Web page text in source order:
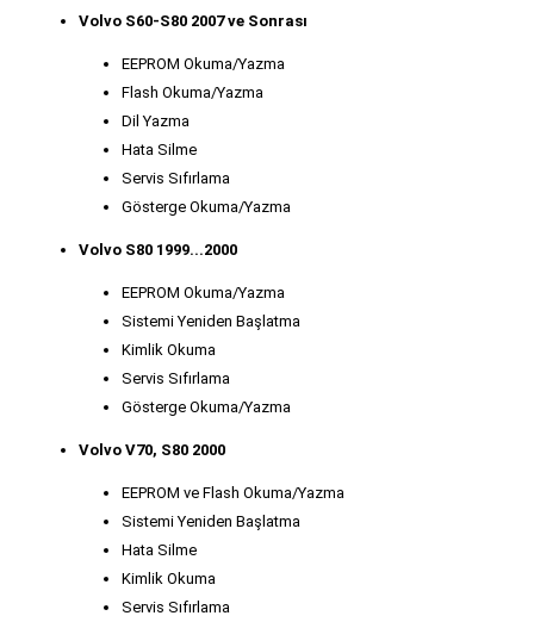
Volvo S60-S80 2007 ve Sonrası
EEPROM Okuma/Yazma
Flash Okuma/Yazma
Dil Yazma
Hata Silme
Servis Sıfırlama
Gösterge Okuma/Yazma
Volvo S80 1999...2000
EEPROM Okuma/Yazma
Sistemi Yeniden Başlatma
Kimlik Okuma
Servis Sıfırlama
Gösterge Okuma/Yazma
Volvo V70, S80 2000
EEPROM ve Flash Okuma/Yazma
Sistemi Yeniden Başlatma
Hata Silme
Kimlik Okuma
Servis Sıfırlama